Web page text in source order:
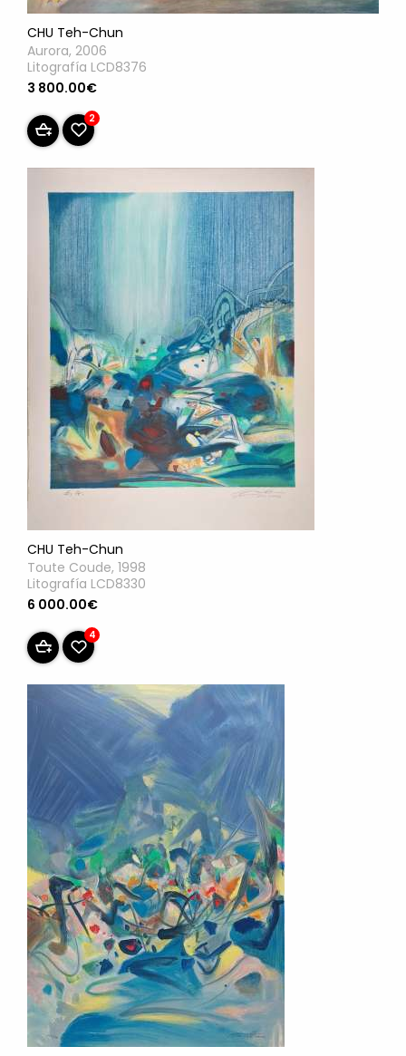
CHU Teh-Chun
Aurora, 2006
Litografía LCD8376
3 800.00€
2
CHU Teh-Chun
Toute Coude, 1998
Litografía LCD8330
6 000.00€
4